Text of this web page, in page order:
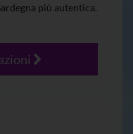
più autentica.